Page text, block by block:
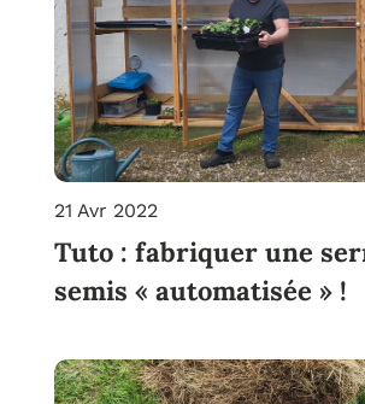
Tuto : fabriquer une
semis « automatisée » !
21 Avr 2022